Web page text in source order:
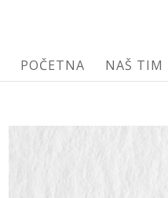
POČETNA NAŠ TIM